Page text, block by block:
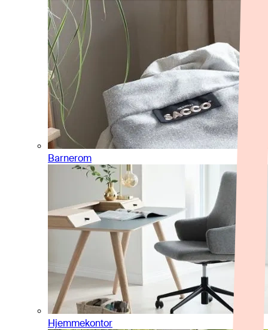
Barnerom
Hjemmekontor